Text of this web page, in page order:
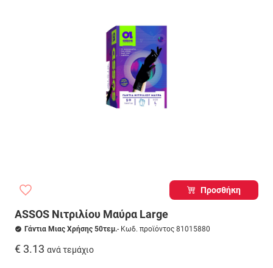
Προσθήκη
ASSOS Νιτριλίου Μαύρα Large
Γάντια Μιας Χρήσης 50τεμ.- Κωδ. προϊόντος 81015880
€ 3.13 ανά τεμάχιο